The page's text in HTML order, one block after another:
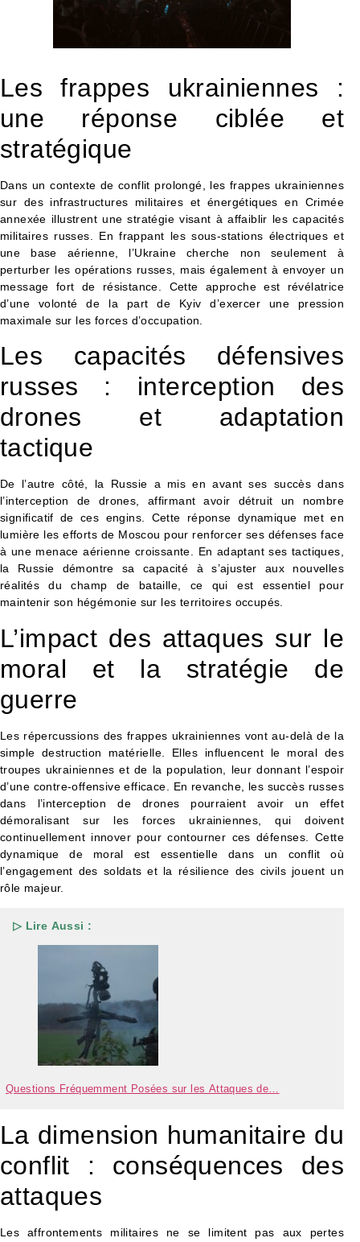
Les frappes ukrainiennes :
une réponse ciblée et
stratégique
Dans un contexte de conflit prolongé, les frappes ukrainiennes
sur des infrastructures militaires et énergétiques en Crimée
annexée illustrent une stratégie visant à affaiblir les capacités
militaires russes. En frappant les sous-stations électriques et
une base aérienne, l’Ukraine cherche non seulement à
perturber les opérations russes, mais également à envoyer un
message fort de résistance. Cette approche est révélatrice
d’une volonté de la part de Kyiv d’exercer une pression
maximale sur les forces d’occupation.
Les capacités défensives
russes : interception des
drones et adaptation
tactique
De l’autre côté, la Russie a mis en avant ses succès dans
l’interception de drones, affirmant avoir détruit un nombre
significatif de ces engins. Cette réponse dynamique met en
lumière les efforts de Moscou pour renforcer ses défenses face
à une menace aérienne croissante. En adaptant ses tactiques,
la Russie démontre sa capacité à s’ajuster aux nouvelles
réalités du champ de bataille, ce qui est essentiel pour
maintenir son hégémonie sur les territoires occupés.
L’impact des attaques sur le
moral et la stratégie de
guerre
Les répercussions des frappes ukrainiennes vont au-delà de la
simple destruction matérielle. Elles influencent le moral des
troupes ukrainiennes et de la population, leur donnant l’espoir
d’une contre-offensive efficace. En revanche, les succès russes
dans l’interception de drones pourraient avoir un effet
démoralisant sur les forces ukrainiennes, qui doivent
continuellement innover pour contourner ces défenses. Cette
dynamique de moral est essentielle dans un conflit où
l’engagement des soldats et la résilience des civils jouent un
rôle majeur.
▷ Lire Aussi :
Questions Fréquemment Posées sur les Attaques de…
La dimension humanitaire du
conflit : conséquences des
attaques
Les affrontements militaires ne se limitent pas aux pertes